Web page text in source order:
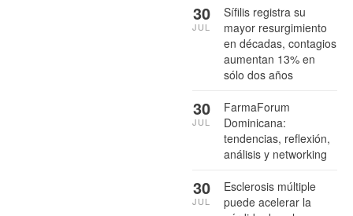
Sífilis registra su
mayor resurgimiento
en décadas, contagios
aumentan 13% en
sólo dos años
30
JUL
FarmaForum
Dominicana:
tendencias, reflexión,
análisis y networking
30
JUL
Esclerosis múltiple
puede acelerar la
30
JUL